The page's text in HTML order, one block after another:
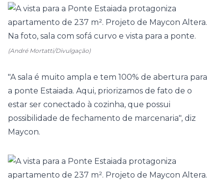
(André Mortatti/Divulgação)
"A sala é muito ampla e tem 100% de abertura para
a ponte Estaiada. Aqui, priorizamos de fato de o
estar ser conectado à cozinha, que possui
possibilidade de fechamento de marcenaria", diz
Maycon.